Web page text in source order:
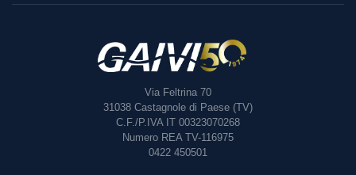
Via Feltrina 70
31038 Castagnole di Paese (TV)
C.F./P.IVA IT 00323070268
Numero REA TV-116975
0422 450501